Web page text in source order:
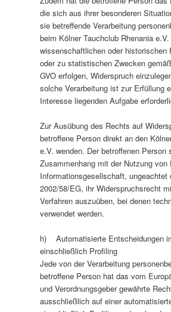
die sich aus ihrer besonderen
sie betreffende Verarbeitung
beim Kölner Tauchclub Rhenania
wissenschaftlichen oder historischen
oder zu statistischen Zwecken
GVO erfolgen, Widerspruch
solche Verarbeitung ist zur Erfüllung
Interesse liegenden Aufgabe
Zur Ausübung des Rechts auf
betroffene Person direkt an den
e.V. wenden. Der betroffenen
Zusammenhang mit der Nutzung von
Informationsgesellschaft, ungeachtet
2002/58/EG, ihr Widerspruchsrecht
Verfahren auszuüben, bei denen
verwendet werden.
h) Automatisierte Entscheidungen
einschließlich Profiling
Jede von der Verarbeitung
betroffene Person hat das vom
und Verordnungsgeber gewährte
ausschließlich auf einer